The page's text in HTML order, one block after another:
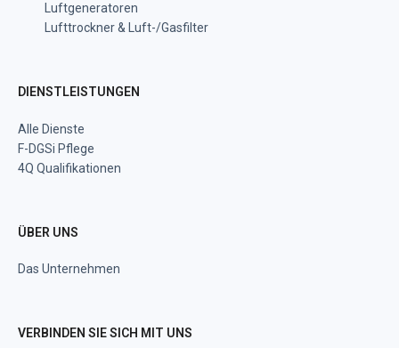
Luftgeneratoren
Lufttrockner & Luft-/Gasfilter
DIENSTLEISTUNGEN
Alle Dienste
F-DGSi Pflege
4Q Qualifikationen
ÜBER UNS
Das Unternehmen
VERBINDEN SIE SICH MIT UNS